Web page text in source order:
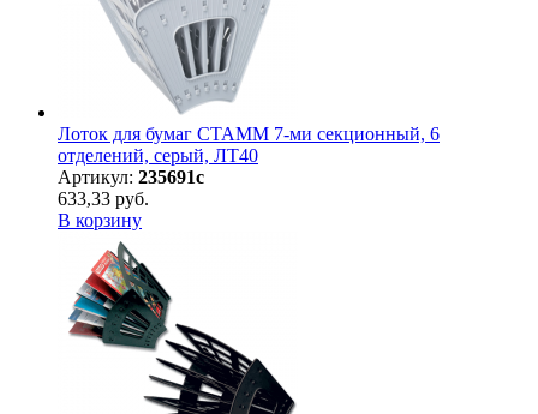
Лоток для бумаг СТАММ 7-ми секционный, 6
отделений, серый, ЛТ40
Артикул: 235691с
633,33 руб.
В корзину